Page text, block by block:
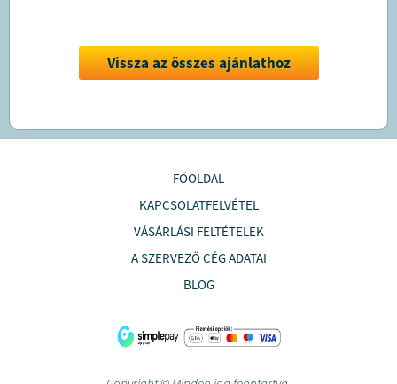
Vissza az összes ajánlathoz
FŐOLDAL
KAPCSOLATFELVÉTEL
VÁSÁRLÁSI FELTÉTELEK
A SZERVEZŐ CÉG ADATAI
BLOG